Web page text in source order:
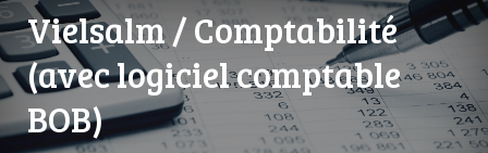
Vielsalm / Comptabilité
(avec logiciel comptable
BOB)